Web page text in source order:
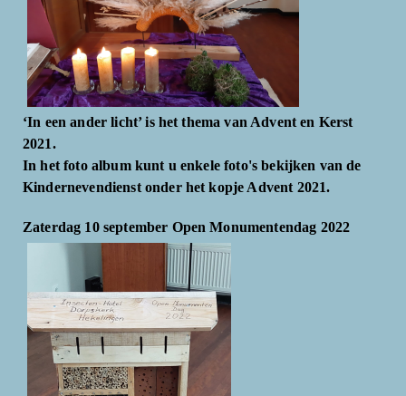
‘In een ander licht’ is het thema van Advent en Kerst
2021.
In het foto album kunt u enkele foto's bekijken van de
Kindernevendienst onder het kopje Advent 2021.
Zaterdag 10 september Open Monumentendag 2022